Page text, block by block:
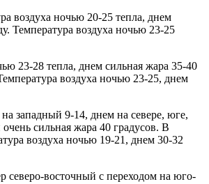
воздуха ночью 20-25 тепла, днем
Температура воздуха ночью 23-25
23-28 тепла, днем сильная жара 35-40
воздуха ночью 23-25, днем
западный 9-14, днем на севере, юге,
сильная жара 40 градусов. В
воздуха ночью 19-21, днем 30-32
северо-восточный с переходом на юго-